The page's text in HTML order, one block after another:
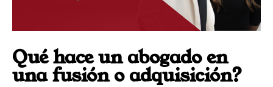
Qué hace un abogado en
una fusión o adquisición?